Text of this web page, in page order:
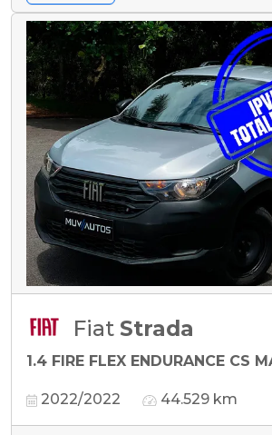
Fiat Strada
1.4 FIRE FLEX ENDURANCE CS
2022/2022 44.529 km